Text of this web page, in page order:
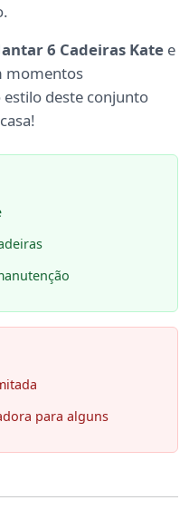
6 Cadeiras Kate e
momentos
estilo deste conjunto
para alguns